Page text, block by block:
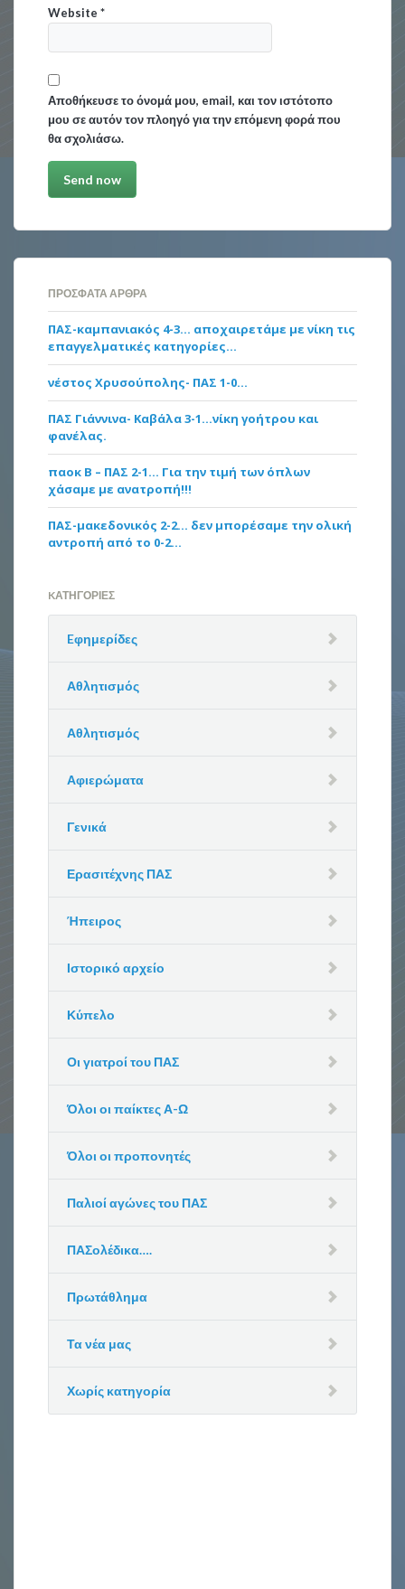
Website*
Αποθήκευσε το όνομά μου, email, και τον ιστότοπο
μου σε αυτόν τον πλοηγό για την επόμενη φορά που
θα σχολιάσω.
ΠΡΌΣΦΑΤΑ ΆΡΘΡΑ
ΠΑΣ-καμπανιακός 4-3… αποχαιρετάμε με νίκη τις
επαγγελματικές κατηγορίες…
νέστος Χρυσούπολης- ΠΑΣ 1-0…
ΠΑΣ Γιάννινα- Καβάλα 3-1…νίκη γοήτρου και
φανέλας.
παοκ Β – ΠΑΣ 2-1… Για την τιμή των όπλων
χάσαμε με ανατροπή!!!
ΠΑΣ-μακεδονικός 2-2… δεν μπορέσαμε την ολική
αντροπή από το 0-2…
KΑΤΗΓΟΡΊΕΣ
Eφημερίδες
Αθλητισμός
Αθλητισμός
Αφιερώματα
Γενικά
Ερασιτέχνης ΠΑΣ
Ήπειρος
Ιστορικό αρχείο
Κύπελο
Οι γιατροί του ΠΑΣ
Όλοι οι παίκτες Α-Ω
Όλοι οι προπονητές
Παλιοί αγώνες του ΠΑΣ
ΠΑΣολέδικα….
Πρωτάθλημα
Τα νέα μας
Χωρίς κατηγορία